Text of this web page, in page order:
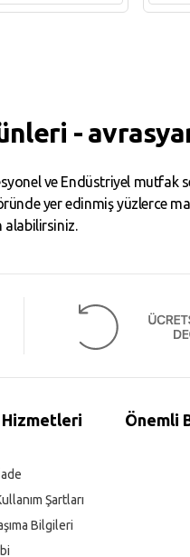
-
ve Endüstriyel
yer edinmiş yüzlerce
alabilirsiniz.
Şartları
Bilgileri
Önemli